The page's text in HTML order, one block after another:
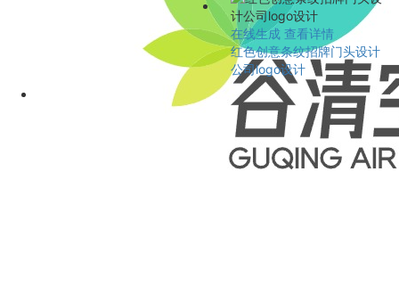
在线生成 查看详情
红色创意条纹招牌门头设计
公司logo设计